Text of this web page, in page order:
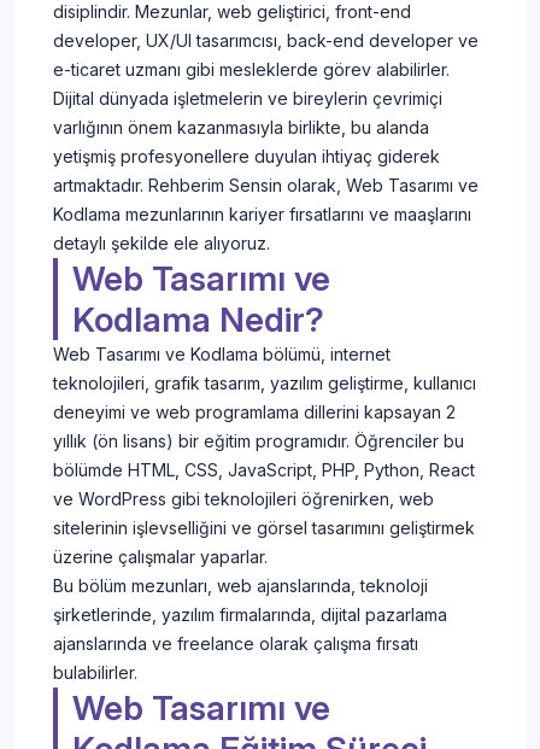
disiplindir. Mezunlar, web geliştirici, front-end
developer, UX/UI tasarımcısı, back-end developer ve
e-ticaret uzmanı gibi mesleklerde görev alabilirler.
Dijital dünyada işletmelerin ve bireylerin çevrimiçi
varlığının önem kazanmasıyla birlikte, bu alanda
yetişmiş profesyonellere duyulan ihtiyaç giderek
artmaktadır. Rehberim Sensin olarak, Web Tasarımı ve
Kodlama mezunlarının kariyer fırsatlarını ve maaşlarını
detaylı şekilde ele alıyoruz.
Web Tasarımı ve
Kodlama Nedir?
Web Tasarımı ve Kodlama bölümü, internet
teknolojileri, grafik tasarım, yazılım geliştirme, kullanıcı
deneyimi ve web programlama dillerini kapsayan 2
yıllık (ön lisans) bir eğitim programıdır. Öğrenciler bu
bölümde HTML, CSS, JavaScript, PHP, Python, React
ve WordPress gibi teknolojileri öğrenirken, web
sitelerinin işlevselliğini ve görsel tasarımını geliştirmek
üzerine çalışmalar yaparlar.
Bu bölüm mezunları, web ajanslarında, teknoloji
şirketlerinde, yazılım firmalarında, dijital pazarlama
ajanslarında ve freelance olarak çalışma fırsatı
bulabilirler.
Web Tasarımı ve